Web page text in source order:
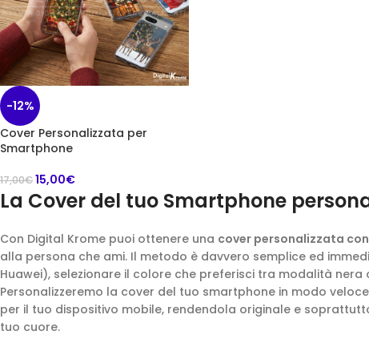
-12%
Cover Personalizzata per
Smartphone
17,00€15,00€
La Cover del tuo Smartphone
Con Digital Krome puoi ottenere una cover personalizzata
alla persona che ami. Il metodo è davvero semplice ed
Huawei), selezionare il colore che preferisci tra modalità
Personalizzeremo la cover del tuo smartphone in modo
per il tuo dispositivo mobile, rendendola originale e
tuo cuore.